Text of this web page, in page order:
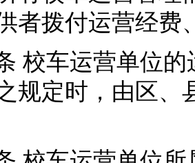
者拨付运营经费
校车运营单位
规定时，由区、